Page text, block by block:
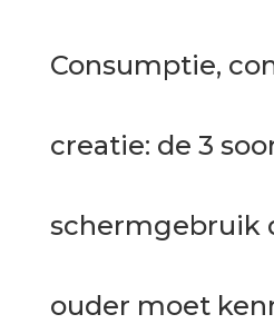
Consumptie,
creatie: de 3
schermgebruik
ouder moet